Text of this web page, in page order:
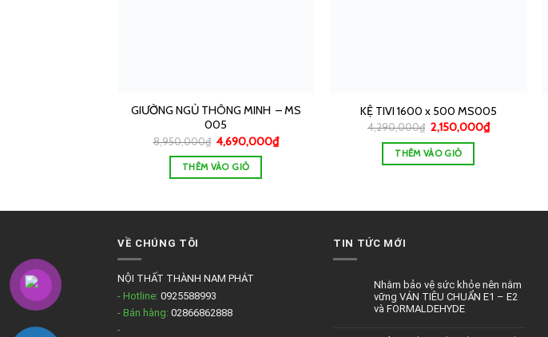
GIƯỜNG NGỦ THÔNG MINH – MS
005
8,950,000₫ 4,690,000₫
THÊM VÀO GIỎ
KỆ TIVI 1600 x 500 MS005
4,290,000₫ 2,150,000₫
THÊM VÀO GIỎ
VỀ CHÚNG TÔI
NỘI THẤT THÀNH NAM PHÁT
- Hotline: 0925588993
- Bán hàng: 02866862888
-
TIN TỨC MỚI
Nhằm bảo vệ sức khỏe nên nắm
vững VÁN TIÊU CHUẨN E1 – E2
và FORMALDEHYDE